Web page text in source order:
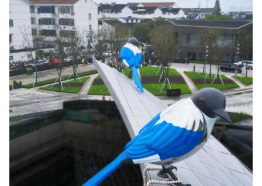
项目
能力
艺术咨询
制作工厂
艺术品保护部门
创新计划
项目
能力
艺术咨询
制作工厂
艺术品保护部门
创新计划